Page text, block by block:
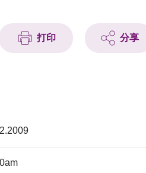
打印 分享